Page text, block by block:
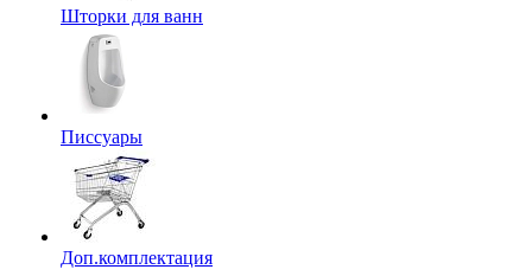
Шторки для ванн
Писсуары
Доп.комплектация